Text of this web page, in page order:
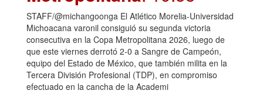
STAFF/@michangoonga El Atlético Morelia-Universidad
Michoacana varonil consiguió su segunda victoria
consecutiva en la Copa Metropolitana 2026, luego de
que este viernes derrotó 2-0 a Sangre de Campeón,
equipo del Estado de México, que también milita en la
Tercera División Profesional (TDP), en compromiso
efectuado en la cancha de la Academi